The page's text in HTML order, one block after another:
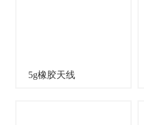
5g橡胶天线